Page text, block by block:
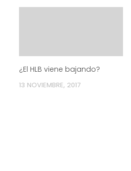
¿El HLB viene bajando?
13 NOVIEMBRE, 2017